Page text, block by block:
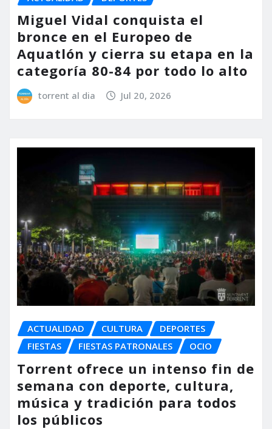
Miguel Vidal conquista el
bronce en el Europeo de
Aquatlón y cierra su etapa en la
categoría 80-84 por todo lo alto
torrent al dia Jul 20, 2026
ACTUALIDAD CULTURA
DEPORTES
FIESTAS
FIESTAS PATRONALES OCIO
Torrent ofrece un intenso fin de
semana con deporte, cultura,
música y tradición para todos
los públicos